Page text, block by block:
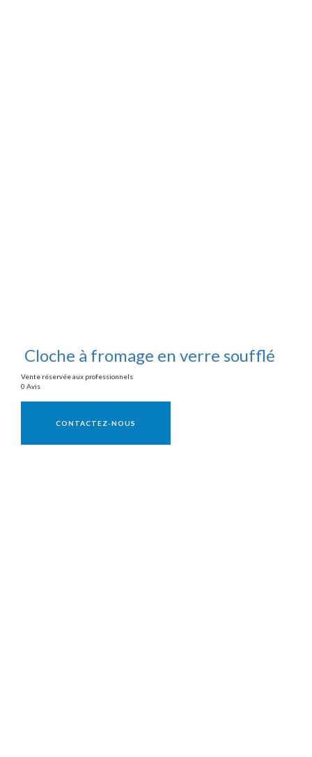
Cloche à fromage en verre soufflé
Vente réservée aux professionnels
0 Avis
CONTACTEZ-NOUS